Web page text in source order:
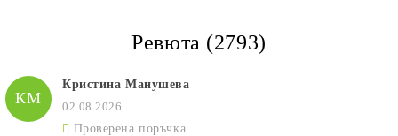
Ревюта (2793)
КМ
Кристина Манушева
02.08.2026
Проверена поръчка